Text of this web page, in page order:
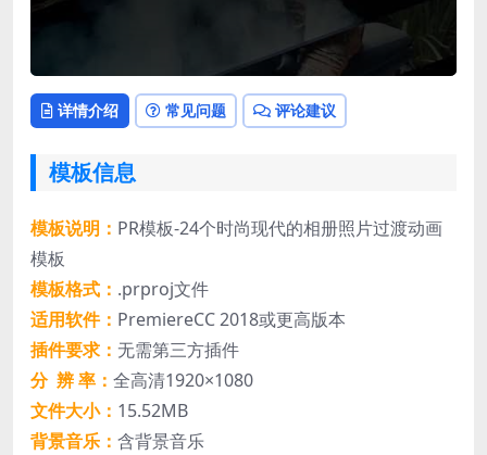
详情介绍 常见问题 评论建议
模板信息
模板说明： PR模板-24个时尚现代的相册照片过渡动画
模板
模板格式： .prproj文件
适用软件： PremiereCC 2018或更高版本
插件要求： 无需第三方插件
分 辨 率： 全高清1920×1080
文件大小： 15.52MB
背景音乐： 含背景音乐